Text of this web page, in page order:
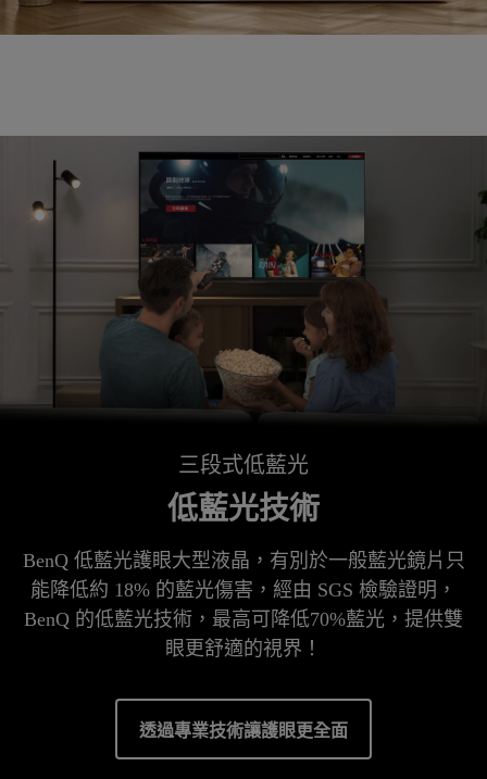
三段式低藍光
低藍光技術
BenQ 低藍光護眼大型液晶，有別於一般藍光鏡片只
能降低約 18% 的藍光傷害，經由 SGS 檢驗證明，
BenQ 的低藍光技術，最高可降低70%藍光，提供雙
眼更舒適的視界！
透過專業技術讓護眼更全面